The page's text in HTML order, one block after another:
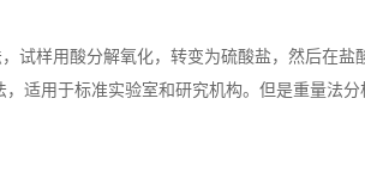
样用酸分解氧化，转变为硫酸盐，然后在盐
适用于标准实验室和研究机构。但是重量法分